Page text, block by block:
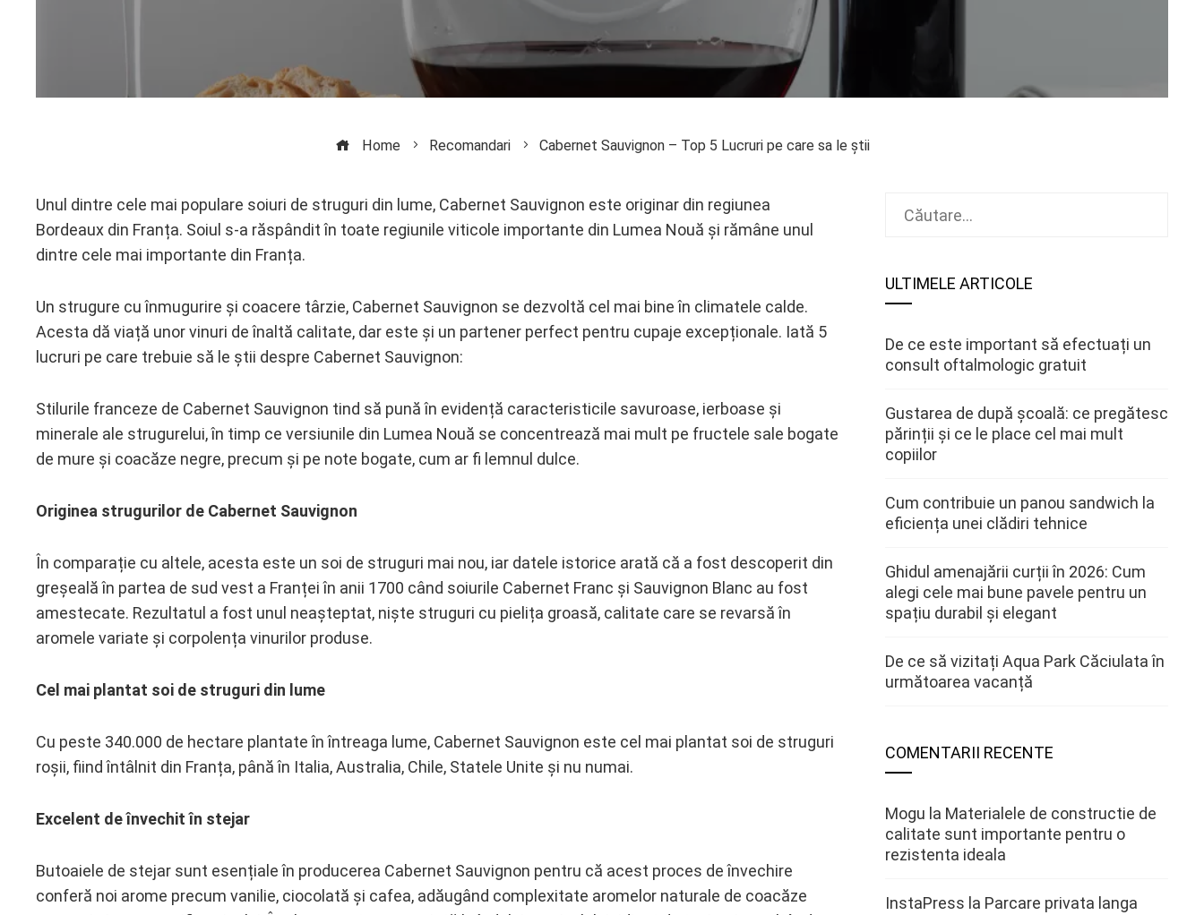
Home Recomandari Cabernet Sauvignon – Top 5 Lucruri pe care sa le știi
Unul dintre cele mai populare soiuri de struguri din lume, Cabernet Sauvignon este originar din regiunea
Bordeaux din Franța. Soiul s-a răspândit în toate regiunile viticole importante din Lumea Nouă și rămâne unul
dintre cele mai importante din Franța.
Un strugure cu înmugurire și coacere târzie, Cabernet Sauvignon se dezvoltă cel mai bine în climatele calde.
Acesta dă viață unor vinuri de înaltă calitate, dar este și un partener perfect pentru cupaje excepționale. Iată 5
lucruri pe care trebuie să le știi despre Cabernet Sauvignon:
Stilurile franceze de Cabernet Sauvignon tind să pună în evidență caracteristicile savuroase, ierboase și
minerale ale strugurelui, în timp ce versiunile din Lumea Nouă se concentrează mai mult pe fructele sale bogate
de mure și coacăze negre, precum și pe note bogate, cum ar fi lemnul dulce.
Originea strugurilor de Cabernet Sauvignon
În comparație cu altele, acesta este un soi de struguri mai nou, iar datele istorice arată că a fost descoperit din
greșeală în partea de sud vest a Franței în anii 1700 când soiurile Cabernet Franc și Sauvignon Blanc au fost
amestecate. Rezultatul a fost unul neașteptat, niște struguri cu pielița groasă, calitate care se revarsă în
aromele variate și corpolența vinurilor produse.
Cel mai plantat soi de struguri din lume
Cu peste 340.000 de hectare plantate în întreaga lume, Cabernet Sauvignon este cel mai plantat soi de struguri
roșii, fiind întâlnit din Franța, până în Italia, Australia, Chile, Statele Unite și nu numai.
Excelent de învechit în stejar
Butoaiele de stejar sunt esențiale în producerea Cabernet Sauvignon pentru că acest proces de învechire
conferă noi arome precum vanilie, ciocolată și cafea, adăugând complexitate aromelor naturale de coacăze
ULTIMELE ARTICOLE
De ce este important să efectuați un
consult oftalmologic gratuit
Gustarea de după școală: ce pregătesc
părinții și ce le place cel mai mult
copiilor
Cum contribuie un panou sandwich la
eficiența unei clădiri tehnice
Ghidul amenajării curții în 2026: Cum
alegi cele mai bune pavele pentru un
spațiu durabil și elegant
De ce să vizitați Aqua Park Căciulata în
următoarea vacanță
COMENTARII RECENTE
Mogu la Materialele de constructie de
calitate sunt importante pentru o
rezistenta ideala
InstaPress la Parcare privata langa